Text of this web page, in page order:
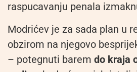
raspucavanju penala
Modrićev je za sada plan u
obzirom na njegovo
– potegnuti barem do kraja